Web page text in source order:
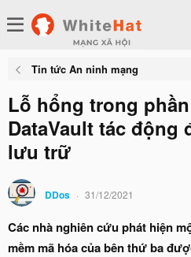
Tin tức An ninh mạng
Lỗ hổng trong
DataVault tác động
lưu trữ
DDos 31/12/2021
Các nhà nghiên cứu phát hiện
mềm mã hóa của bên thứ ba